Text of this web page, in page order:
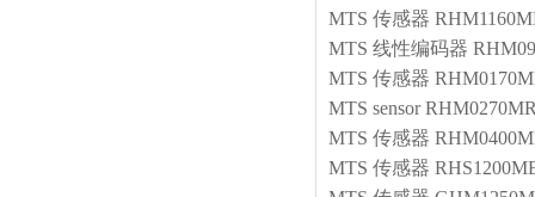
MTS 传感器
MTS 线性编码器
MTS 传感器
MTS sensor
MTS 传感器
MTS 传感器